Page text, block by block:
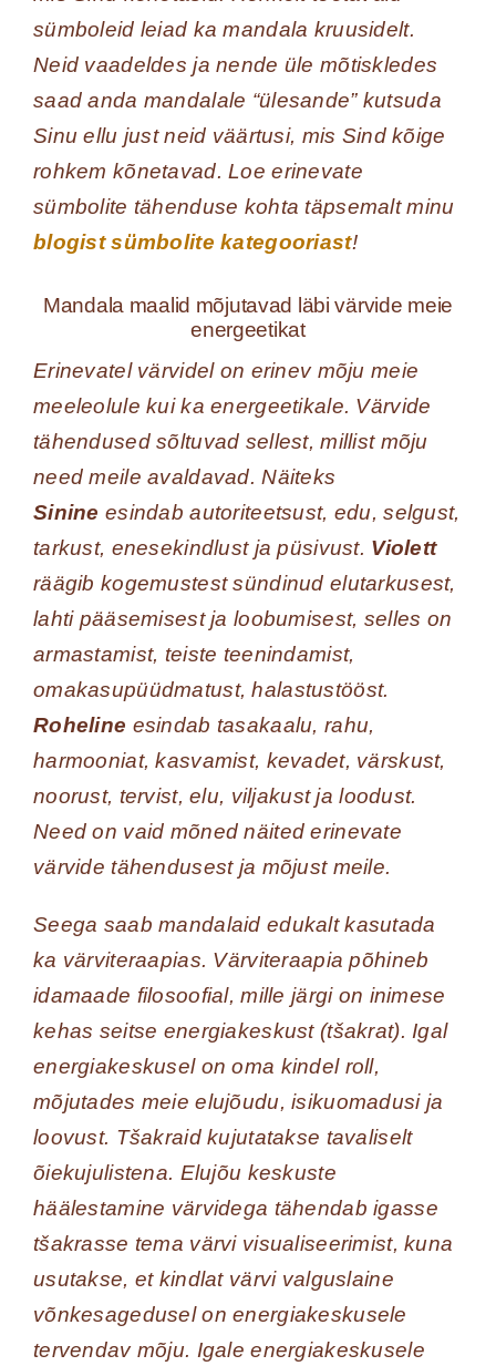
sümboleid leiad ka mandala kruusidelt.
Neid vaadeldes ja nende üle mõtiskledes
saad anda mandalale “ülesande” kutsuda
Sinu ellu just neid väärtusi, mis Sind kõige
rohkem kõnetavad. Loe erinevate
sümbolite tähenduse kohta täpsemalt minu
blogist sümbolite kategooriast!
Mandala maalid mõjutavad läbi värvide meie
energeetikat
Erinevatel värvidel on erinev mõju meie
meeleolule kui ka energeetikale. Värvide
tähendused sõltuvad sellest, millist mõju
need meile avaldavad. Näiteks
Sinine esindab autoriteetsust, edu, selgust,
tarkust, enesekindlust ja püsivust. Violett
räägib kogemustest sündinud elutarkusest,
lahti pääsemisest ja loobumisest, selles on
armastamist, teiste teenindamist,
omakasupüüdmatust, halastustööst.
Roheline esindab tasakaalu, rahu,
harmooniat, kasvamist, kevadet, värskust,
noorust, tervist, elu, viljakust ja loodust.
Need on vaid mõned näited erinevate
värvide tähendusest ja mõjust meile.
Seega saab mandalaid edukalt kasutada
ka värviteraapias. Värviteraapia põhineb
idamaade filosoofial, mille järgi on inimese
kehas seitse energiakeskust (tšakrat). Igal
energiakeskusel on oma kindel roll,
mõjutades meie elujõudu, isikuomadusi ja
loovust. Tšakraid kujutatakse tavaliselt
õiekujulistena. Elujõu keskuste
häälestamine värvidega tähendab igasse
tšakrasse tema värvi visualiseerimist, kuna
usutakse, et kindlat värvi valguslaine
võnkesagedusel on energiakeskusele
tervendav mõju. Igale energiakeskusele